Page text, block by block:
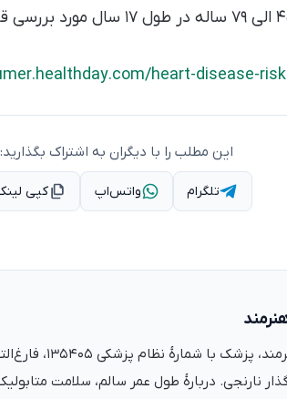
heart-disease-
این مطلب را با دیگران به اشتراک بگذارید:
تلگرام واتس‌اپ کپی
نارنجی. دربارهٔ طول عمر سالم، سلامت